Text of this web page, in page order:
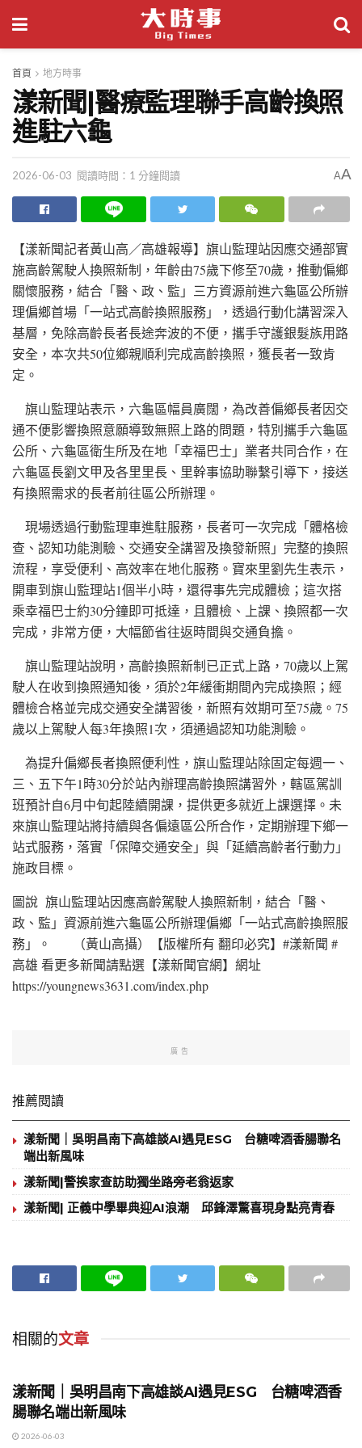
首頁 地方時事
漾新聞|醫療監理聯手高齡換照
進駐六龜
2026-06-03 閱讀時間：1 分鐘閱讀 AA
【漾新聞記者黃山高／高雄報導】旗山監理站因應交通部實
施高齡駕駛人換照新制，年齡由75歲下修至70歲，推動偏鄉
關懷服務，結合「醫、政、監」三方資源前進六龜區公所辦
理偏鄉首場「一站式高齡換照服務」，透過行動化講習深入
基層，免除高齡長者長途奔波的不便，攜手守護銀髮族用路
安全，本次共50位鄉親順利完成高齡換照，獲長者一致肯
定。
旗山監理站表示，六龜區幅員廣闊，為改善偏鄉長者因交
通不便影響換照意願導致無照上路的問題，特別攜手六龜區
公所、六龜區衛生所及在地「幸福巴士」業者共同合作，在
六龜區長劉文甲及各里里長、里幹事協助聯繫引導下，接送
有換照需求的長者前往區公所辦理。
現場透過行動監理車進駐服務，長者可一次完成「體格檢
查、認知功能測驗、交通安全講習及換發新照」完整的換照
流程，享受便利、高效率在地化服務。寶來里劉先生表示，
開車到旗山監理站1個半小時，還得事先完成體檢；這次搭
乘幸福巴士約30分鐘即可抵達，且體檢、上課、換照都一次
完成，非常方便，大幅節省往返時間與交通負擔。
旗山監理站說明，高齡換照新制已正式上路，70歲以上駕
駛人在收到換照通知後，須於2年緩衝期間內完成換照；經
體檢合格並完成交通安全講習後，新照有效期可至75歲。75
歲以上駕駛人每3年換照1次，須通過認知功能測驗。
為提升偏鄉長者換照便利性，旗山監理站除固定每週一、
三、五下午1時30分於站內辦理高齡換照講習外，轄區駕訓
班預計自6月中旬起陸續開課，提供更多就近上課選擇。未
來旗山監理站將持續與各偏遠區公所合作，定期辦理下鄉一
站式服務，落實「保障交通安全」與「延續高齡者行動力」
施政目標。
圖說 旗山監理站因應高齡駕駛人換照新制，結合「醫、
政、監」資源前進六龜區公所辦理偏鄉「一站式高齡換照服
務」。 （黃山高攝）【版權所有 翻印必究】#漾新聞 #
高雄 看更多新聞請點選【漾新聞官網】網址
https://youngnews3631.com/index.php
廣告
推薦閱讀
漾新聞｜吳明昌南下高雄談AI遇見ESG 台糖啤酒香腸聯名
端出新風味
漾新聞|警挨家查訪助獨坐路旁老翁返家
漾新聞| 正義中學畢典迎AI浪潮 邱鋒澤驚喜現身點亮青春
相關的文章
漾新聞｜吳明昌南下高雄談AI遇見ESG 台糖啤酒香
腸聯名端出新風味
2026-06-03